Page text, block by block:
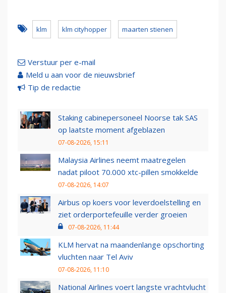
klm klm cityhopper maarten stienen
Verstuur per e-mail
Meld u aan voor de nieuwsbrief
Tip de redactie
Staking cabinepersoneel Noorse tak SAS
op laatste moment afgeblazen
07-08-2026, 15:11
Malaysia Airlines neemt maatregelen
nadat piloot 70.000 xtc-pillen smokkelde
07-08-2026, 14:07
Airbus op koers voor leverdoelstelling en
ziet orderportefeuille verder groeien
07-08-2026, 11:44
KLM hervat na maandenlange opschorting
vluchten naar Tel Aviv
07-08-2026, 11:10
National Airlines voert langste vrachtvlucht